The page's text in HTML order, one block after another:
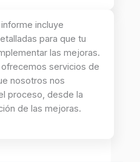
incluye
para que tu
las mejoras.
servicios de
nosotros nos
proceso, desde la
de las mejoras.